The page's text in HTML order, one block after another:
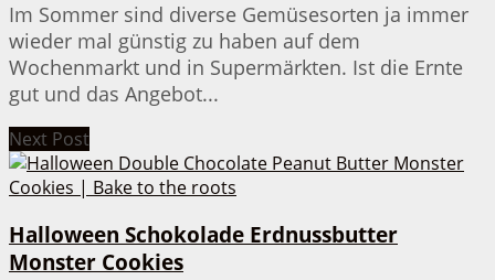
Im Sommer sind diverse Gemüsesorten ja immer
wieder mal günstig zu haben auf dem
Wochenmarkt und in Supermärkten. Ist die Ernte
gut und das Angebot...
Next Post
Halloween Schokolade Erdnussbutter
Monster Cookies